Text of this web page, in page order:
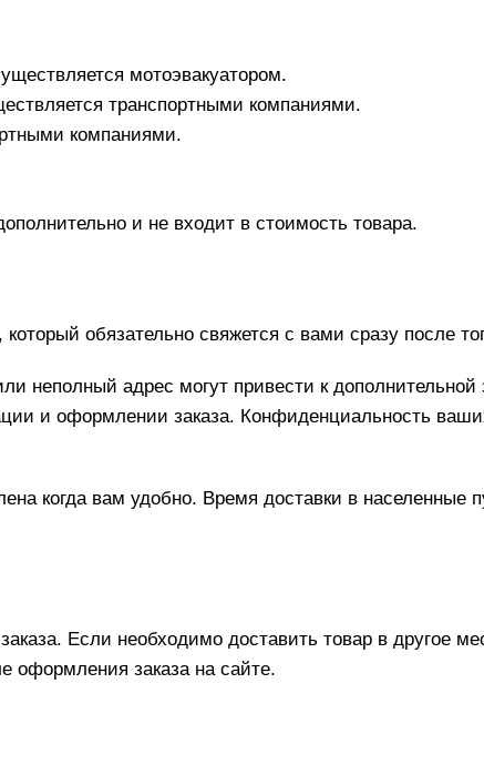
мотоэвакуатором.
транспортными компаниями.
компаниями.
и не входит в стоимость товара.
обязательно свяжется с вами сразу после
неполный адрес могут привести к
и оформлении заказа. Конфиденциальность
когда вам удобно. Время доставки в населенные
Если необходимо доставить товар в другое
оформления заказа на сайте.